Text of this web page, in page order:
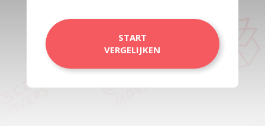
START
VERGELIJKEN